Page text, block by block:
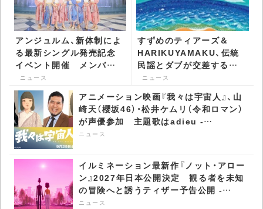
アンジュルム、新体制によ
る最新シングル発売記念
イベント開催 メンバー
の名前を叫ぶコールで会
場が一体に - CDJournal
ニュース
ニュース
すずめのティアーズ＆
HARIKUYAMAKU、伝統
民謡とダブが交差する
「Chijuyaa」を7インチで
発表 - CDJournal ニュー
ス
ニュース
アニメーション映画『我々は宇宙人』、山
崎天（櫻坂46）・松井ケムリ（令和ロマン）
が声優参加 主題歌はadieu -
CDJournal ニュース
ニュース
イルミネーション最新作『ノット・アロー
ン』2027年日本公開決定 観る者を未知
の冒険へと誘うティザー予告公開 -
CDJournal ニュース
ニュース